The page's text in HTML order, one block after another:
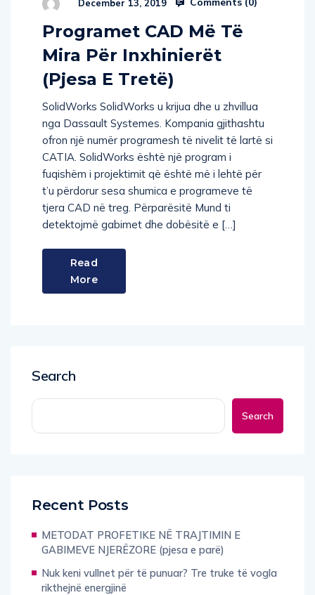
December 13, 2019
Programet CAD Më Të
Mira Për Inxhinierët
(Pjesa E Tretë)
SolidWorks SolidWorks u krijua dhe u zhvillua
nga Dassault Systemes. Kompania gjithashtu
ofron një numër programesh të nivelit të lartë si
CATIA. SolidWorks është një program i
fuqishëm i projektimit që është më i lehtë për
t’u përdorur sesa shumica e programeve të
tjera CAD në treg. Përparësitë Mund ti
detektojmë gabimet dhe dobësitë e […]
Read
More
Search
Search
Recent Posts
METODAT PROFETIKE NË TRAJTIMIN E
GABIMEVE NJERËZORE (pjesa e parë)
Nuk keni vullnet për të punuar? Tre truke të vogla
rikthejnë energjinë